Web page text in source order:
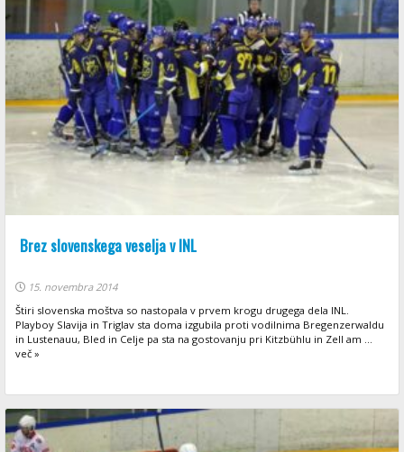
Brez slovenskega veselja v INL
15. novembra 2014
Štiri slovenska moštva so nastopala v prvem krogu drugega dela INL.
Playboy Slavija in Triglav sta doma izgubila proti vodilnima Bregenzerwaldu
in Lustenauu, Bled in Celje pa sta na gostovanju pri Kitzbühlu in Zell am ...
več »